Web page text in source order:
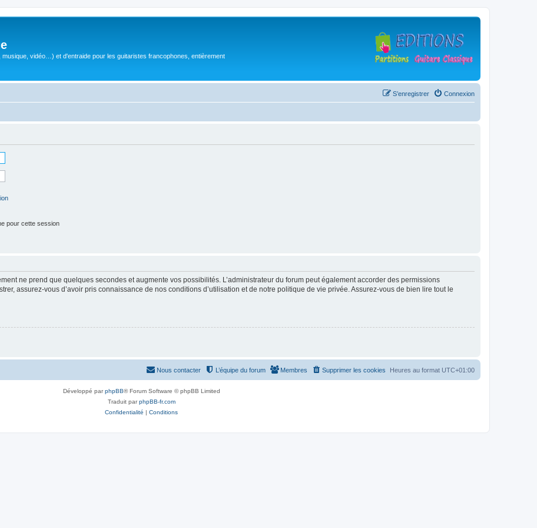
vidéo…) et d'entraide pour les guitaristes francophones, entièrement
Connexion
S’enregistrer
pour cette session
ne prend que quelques secondes et augmente vos possibilités. L’administrateur du forum peut également accorder des permissions
assurez-vous d’avoir pris connaissance de nos conditions d’utilisation et de notre politique de vie privée. Assurez-vous de bien lire tout le
Heures au format UTC+01:00
Supprimer les cookies
Membres
L’équipe du forum
Nous contacter
Développé parphpBB® Forum Software © phpBB Limited
Traduit parphpBB-fr.com
Confidentialité | Conditions